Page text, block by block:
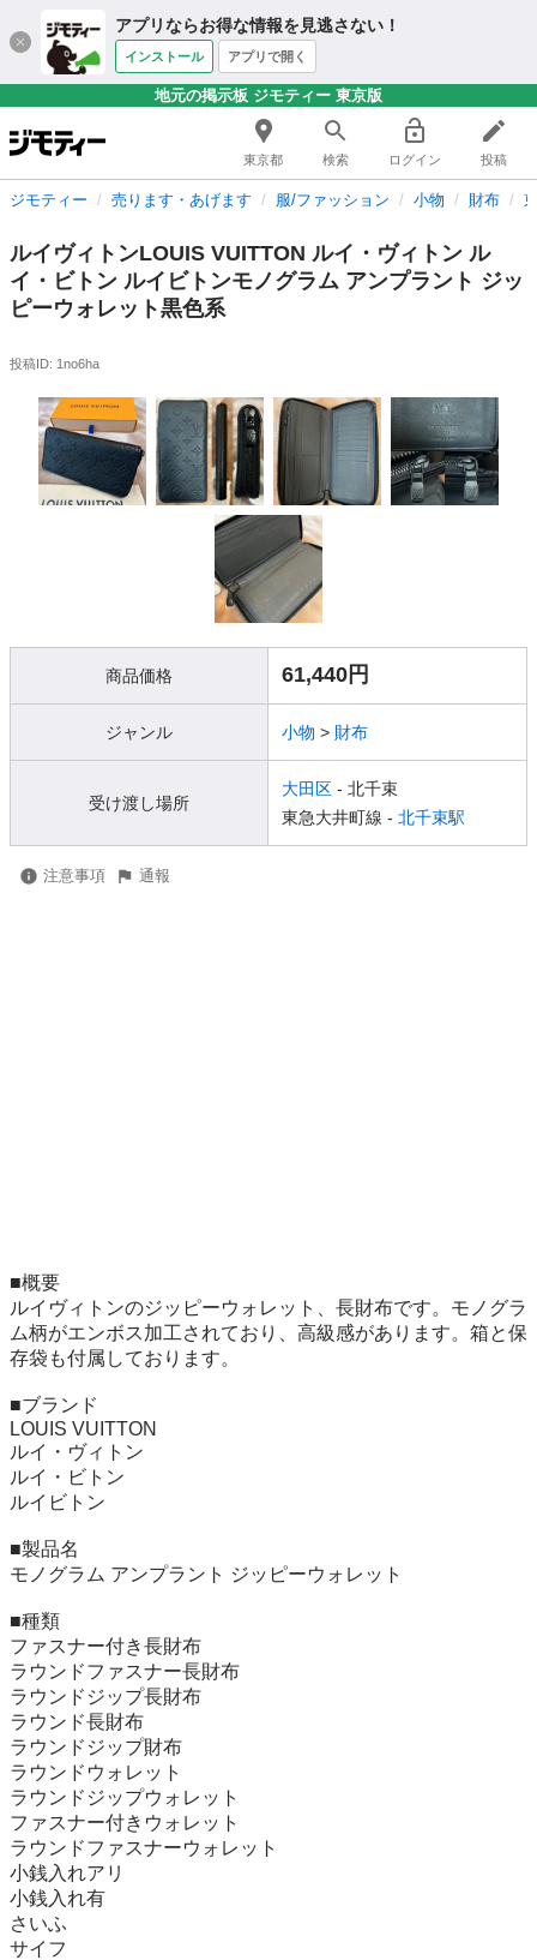
アプリならお得な情報を見逃さない！
インストール アプリで開く
地元の掲示板 ジモティー 東京版
東京都 検索 ログイン 投稿
ジモティー 売ります・あげます 服/ファッション 小物 財布
ルイヴィトンLOUIS VUITTON ルイ・ヴィトン ル
イ・ビトン ルイビトンモノグラム アンプラント ジッ
ピーウォレット黒色系
投稿ID: 1no6ha
商品価格 61,440円
ジャンル 小物 > 財布
受け渡し場所
大田区 - 北千束
東急大井町線 - 北千束駅
注意事項 通報
■概要
ルイヴィトンのジッピーウォレット、長財布です。モノグラ
ム柄がエンボス加工されており、高級感があります。箱と保
存袋も付属しております。
■ブランド
LOUIS VUITTON
ルイ・ヴィトン
ルイ・ビトン
ルイビトン
■製品名
モノグラム アンプラント ジッピーウォレット
■種類
ファスナー付き長財布
ラウンドファスナー長財布
ラウンドジップ長財布
ラウンド長財布
ラウンドジップ財布
ラウンドウォレット
ラウンドジップウォレット
ファスナー付きウォレット
ラウンドファスナーウォレット
小銭入れアリ
小銭入れ有
さいふ
サイフ